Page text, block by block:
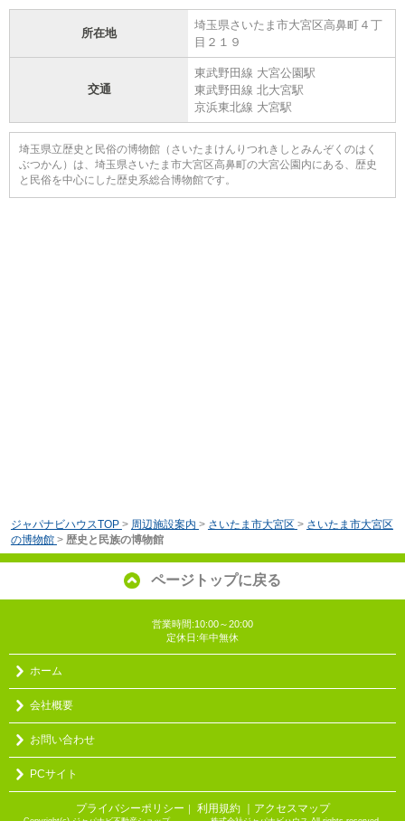
所在地
埼玉県さいたま市大宮区高鼻町４丁
目２１９
交通
東武野田線 大宮公園駅
東武野田線 北大宮駅
京浜東北線 大宮駅
埼玉県立歴史と民俗の博物館（さいたまけんりつれきしとみんぞくのはく
ぶつかん）は、埼玉県さいたま市大宮区高鼻町の大宮公園内にある、歴史
と民俗を中心にした歴史系総合博物館です。
ジャパナビハウスTOP > 周辺施設案内 > さいたま市大宮区 > さいたま市大宮区
の博物館 > 歴史と民族の博物館
ページトップに戻る
営業時間:10:00～20:00
定休日:年中無休
ホーム
会社概要
お問い合わせ
PCサイト
プライバシーポリシー ｜ 利用規約 ｜アクセスマップ